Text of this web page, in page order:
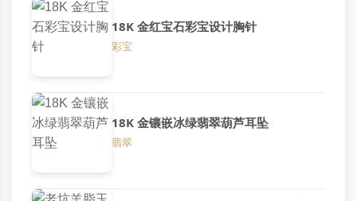
18K 金红宝石彩宝设计胸针
彩宝
18K 金镶嵌冰绿翡翠葫芦耳坠
翡翠